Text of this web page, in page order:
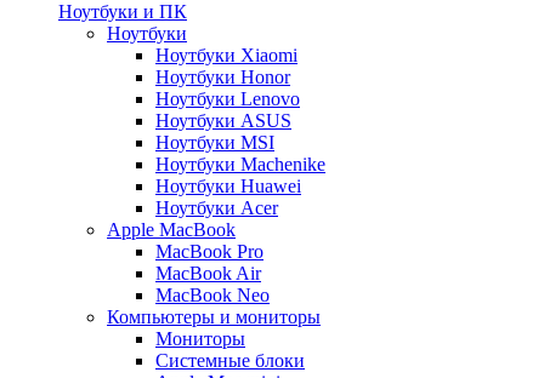
Ноутбуки и ПК
Ноутбуки
Ноутбуки Xiaomi
Ноутбуки Honor
Ноутбуки Lenovo
Ноутбуки ASUS
Ноутбуки MSI
Ноутбуки Machenike
Ноутбуки Huawei
Ноутбуки Acer
Apple MacBook
MacBook Pro
MacBook Air
MacBook Neo
Компьютеры и мониторы
Мониторы
Системные блоки